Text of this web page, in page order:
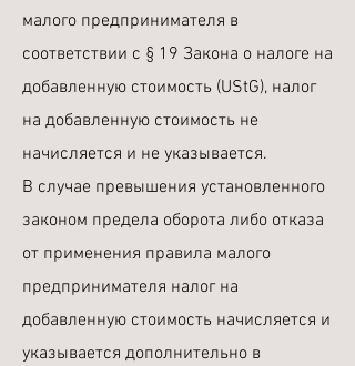
малого предпринимателя в
соответствии с § 19 Закона о налоге на
добавленную стоимость (UStG), налог
на добавленную стоимость не
начисляется и не указывается.
В случае превышения установленного
законом предела оборота либо отказа
от применения правила малого
предпринимателя налог на
добавленную стоимость начисляется и
указывается дополнительно в